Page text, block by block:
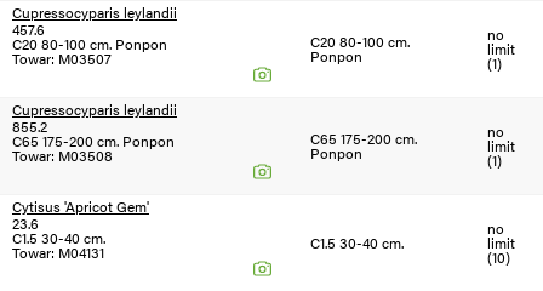
Cupressocyparis leylandii
457.6
C20 80-100 cm. Ponpon
Towar: M03507
C20 80-100 cm.
Ponpon
no
limit
(1)
Cupressocyparis leylandii
855.2
C65 175-200 cm. Ponpon
Towar: M03508
C65 175-200 cm.
Ponpon
no
limit
(1)
Cytisus 'Apricot Gem'
23.6
C1.5 30-40 cm.
Towar: M04131 C1.5 30-40 cm.
no
limit
(10)